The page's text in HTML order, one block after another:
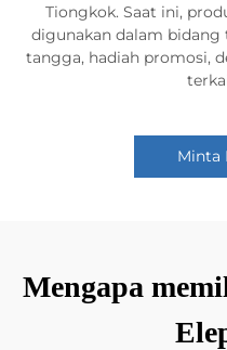
Tiongkok. Saat ini,
digunakan dalam bidang
tangga, hadiah promosi,
Minta
Mengapa